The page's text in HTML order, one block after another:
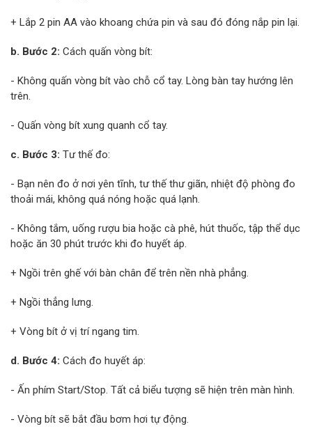
+ Lắp 2 pin AA vào khoang chứa pin và sau đó đóng nắp pin lại.
b. Bước 2: Cách quấn vòng bít:
- Không quấn vòng bít vào chỗ cổ tay. Lòng bàn tay hướng lên
trên.
- Quấn vòng bít xung quanh cổ tay.
c. Bước 3: Tư thế đo:
- Bạn nên đo ở nơi yên tĩnh, tư thế thư giãn, nhiệt độ phòng đo
thoải mái, không quá nóng hoặc quá lạnh.
- Không tắm, uống rượu bia hoặc cà phê, hút thuốc, tập thể dục
hoặc ăn 30 phút trước khi đo huyết áp.
+ Ngồi trên ghế với bàn chân để trên nền nhà phẳng.
+ Ngồi thẳng lưng.
+ Vòng bít ở vị trí ngang tim.
d. Bước 4: Cách đo huyết áp:
- Ấn phím Start/Stop. Tất cả biểu tượng sẽ hiện trên màn hình.
- Vòng bít sẽ bắt đầu bơm hơi tự động.